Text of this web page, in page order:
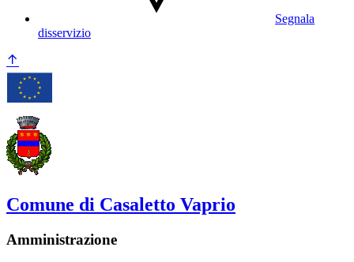
Segnala
disservizio
Comune di Casaletto Vaprio
Amministrazione